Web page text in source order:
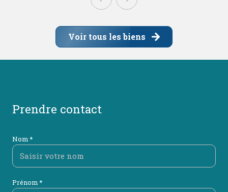
Voir tous les biens
prendre contact
Nom *
Prénom *